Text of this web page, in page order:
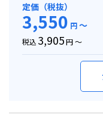
定価（税抜）
3,550 円～
税込 3,905円 ～